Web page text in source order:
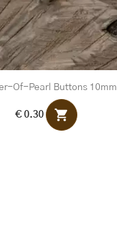
Of-Pearl Buttons 10mm
€ 0.30 shopping_cart